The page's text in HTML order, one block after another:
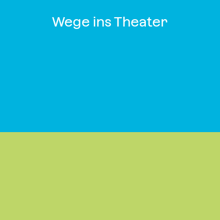
Wege ins Theater